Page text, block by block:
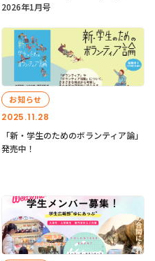
2026年1月号
2025.11.28
お知らせ
「新・学生のためのボランティア論」
発売中！